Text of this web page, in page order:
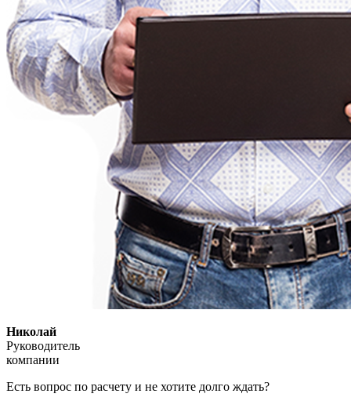
Николай
Руководитель
компании
Есть вопрос по расчету и не хотите долго ждать?